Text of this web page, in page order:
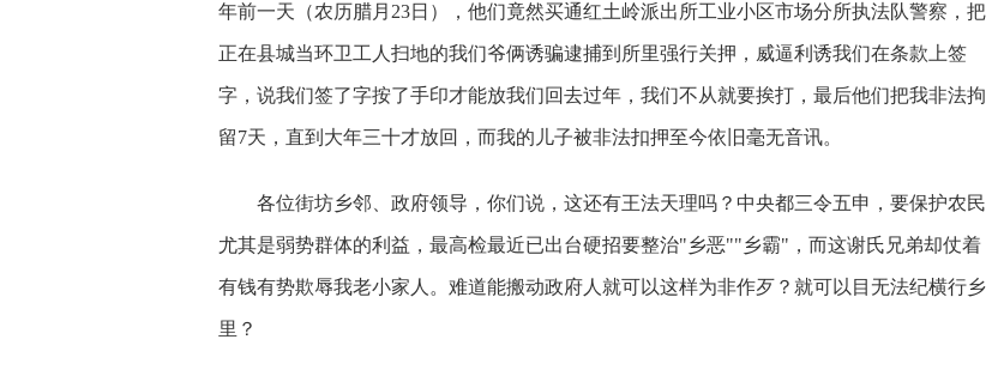
年前一天（农历腊月23日），他们竟然买通红土岭派出所工业小区市场分所执法队警察，把
正在县城当环卫工人扫地的我们爷俩诱骗逮捕到所里强行关押，威逼利诱我们在条款上签
字，说我们签了字按了手印才能放我们回去过年，我们不从就要挨打，最后他们把我非法拘
留7天，直到大年三十才放回，而我的儿子被非法扣押至今依旧毫无音讯。
各位街坊乡邻、政府领导，你们说，这还有王法天理吗？中央都三令五申，要保护农民
尤其是弱势群体的利益，最高检最近已出台硬招要整治"乡恶""乡霸"，而这谢氏兄弟却仗着
有钱有势欺辱我老小家人。难道能搬动政府人就可以这样为非作歹？就可以目无法纪横行乡
里？